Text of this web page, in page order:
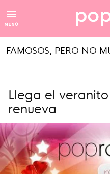
MENÚ
FAMOSOS, PERO NO
Llega el
renueva